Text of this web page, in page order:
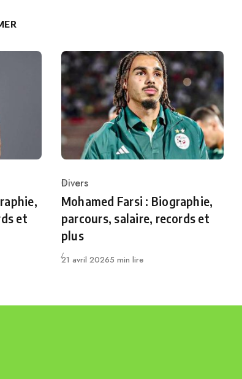
et
Category
Divers
Mohamed Farsi : Biographie,
parcours, salaire, records et
plus
Publié
21 avril 20265 min lire